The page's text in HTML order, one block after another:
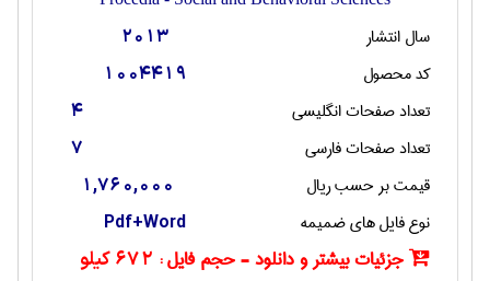
سال انتشار 2013
کد محصول 1004419
تعداد صفحات انگليسی 4
تعداد صفحات فارسی 7
قیمت بر حسب ریال 1,760,000
نوع فایل های ضمیمه Pdf+Word
جزئیات بیشتر و دانلود - حجم فایل :
672 کیلو